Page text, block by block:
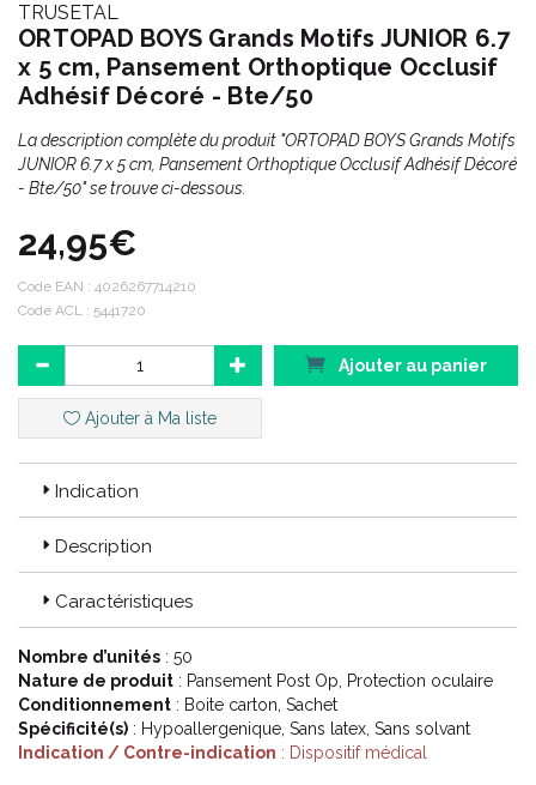
TRUSETAL
ORTOPAD BOYS Grands Motifs JUNIOR 6.7
x 5 cm, Pansement Orthoptique Occlusif
Adhésif Décoré - Bte/50
La description complète du produit "ORTOPAD BOYS Grands Motifs
JUNIOR 6.7 x 5 cm, Pansement Orthoptique Occlusif Adhésif Décoré
- Bte/50" se trouve ci-dessous.
24,95€
Code EAN : 4026267714210
Code ACL : 5441720
Ajouter au panier
Ajouter à Ma liste
Indication
Description
Caractéristiques
Nombre d’unités : 50
Nature de produit : Pansement Post Op, Protection oculaire
Conditionnement : Boite carton, Sachet
Spécificité(s) : Hypoallergenique, Sans latex, Sans solvant
Indication / Contre-indication : Dispositif médical